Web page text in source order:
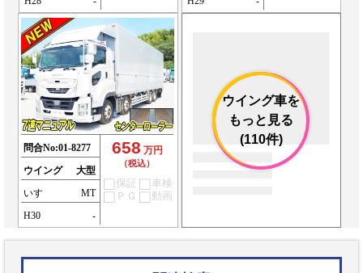
問合No:01-8277
ウイング
大型
いすゞ
MT
H30
-
658 万円
（税込）
保証
車検
ＰＧ
動画
ウイング車を
もっと見る
(110件)